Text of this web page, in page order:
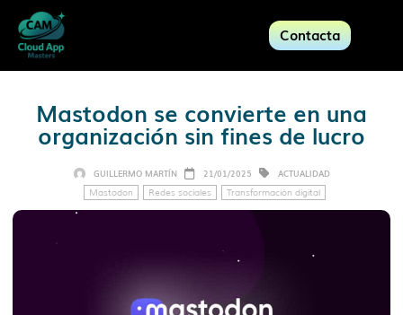
Contacta
Mastodon se convierte en una
organización sin fines de lucro
GUILLERMO MARTÍN 21/01/2025 ACTUALIDAD
Mastodon Redes sociales Transformación digital